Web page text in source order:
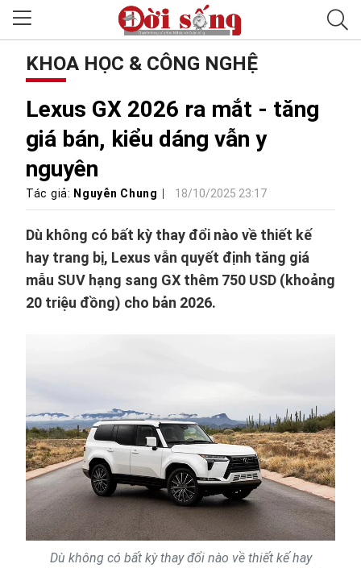
KHOA HỌC & CÔNG NGHỆ
Lexus GX 2026 ra mắt - tăng
giá bán, kiểu dáng vẫn y
nguyên
Tác giả: Nguyễn Chung 18/10/2025 23:17
Dù không có bất kỳ thay đổi nào về thiết kế
hay trang bị, Lexus vẫn quyết định tăng giá
mẫu SUV hạng sang GX thêm 750 USD (khoảng
20 triệu đồng) cho bản 2026.
Dù không có bất kỳ thay đổi nào về thiết kế hay